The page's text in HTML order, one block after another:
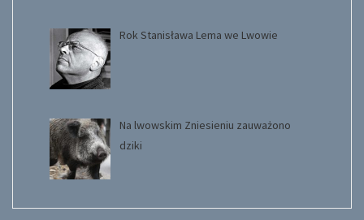
Rok Stanisława Lema we Lwowie
Na lwowskim Zniesieniu zauważono
dziki